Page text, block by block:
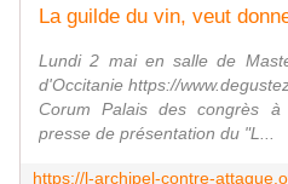
Lundi 2 mai en salle de
d'Occitanie https://
Corum Palais des congrès à
presse de présentation du "L...